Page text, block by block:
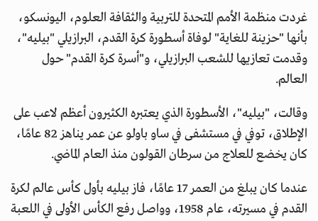
غردت منظمة الأمم المتحدة للتربية والثقافة العلوم، اليونسكو،
بأنها "حزينة للغاية" لوفاة أسطورة كرة القدم، البرازيلي "بيليه"،
وقدمت تعازيها للشعب البرازيلي، و"أسرة كرة القدم" حول
العالم.
وقالت، "بيليه"، الأسطورة الذي يعتبره الكثيرون أعظم لاعب على
الإطلاق، توفي في مستشفى في ساو باولو عن عمر يناهز 82 عامًا،
كان يخضع للعلاج من سرطان القولون منذ العام الماضي.
عندما كان يبلغ من العمر 17 عامًا، فاز بيليه بأول كأس عالم لكرة
القدم في مسيرته، عام 1958، وواصل رفع الكأس الأولى في اللعبة